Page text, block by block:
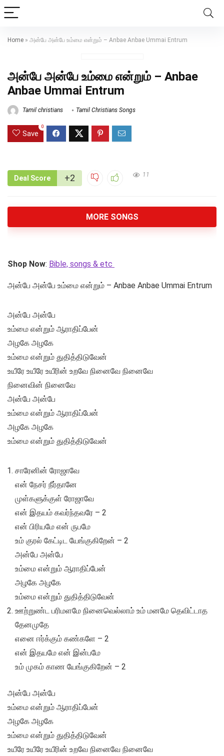
Home » அன்பே அன்பே உம்மை என்றும் – Anbae Anbae Ummai Entrum
அன்பே அன்பே உம்மை என்றும் – Anbae
Anbae Ummai Entrum
Tamil christians Tamil Christians Songs
Save
0
Deal Score +2 11
MORE SONGS
Shop Now: Bible, songs & etc
அன்பே அன்பே உம்மை என்றும் – Anbae Anbae Ummai Entrum
அன்பே அன்பே
உம்மை என்றும் ஆராதிப்பேன்
அழகே அழகே
உம்மை என்றும் துதித்திடுவேன்
உயீரே உயீரே உயீரின் உறவே நினைவே நினைவே
நினைவின் நினைவே
அன்பே அன்பே
உம்மை என்றும் ஆராதிப்பேன்
அழகே அழகே
உம்மை என்றும் துதித்திடுவேன்
சாரேனின் ரோஜாவே
என் நேசர் நீர்தானே
முள்களுக்குள் ரோஜாவே
என் இதயம் கவர்ந்தவரே – 2
என் பிரியமே என் ருபமே
உம் குரல் கேட்டிட யேங்குகிறேன் – 2
அன்பே அன்பே
உம்மை என்றும் ஆராதிப்பேன்
அழகே அழகே
உம்மை என்றும் துதித்திடுவேன்
ஊற்றுண்ட பரிமளமே நினைவெல்லாம் உம் மனமே தெவிட்டாத
தேனமுதே
எனை ஈர்க்கும் கண்களே – 2
என் இதயமே என் இன்பமே
உம் முகம் காண யேங்குகிறேன் – 2
அன்பே அன்பே
உம்மை என்றும் ஆராதிப்பேன்
அழகே அழகே
உம்மை என்றும் துதித்திடுவேன்
உயீரே உயீரே உயீரின் உறவே நினைவே நினைவே